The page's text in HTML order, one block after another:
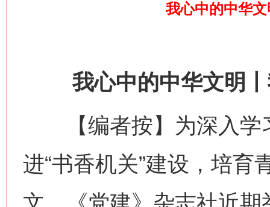
我心中的中华
我心中的中华文明丨
【编者按】为深入学
进“书香机关”建设，培育
网上购药对药下症？